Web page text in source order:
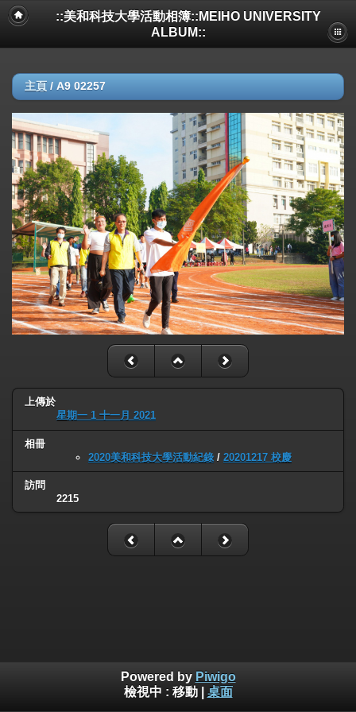
::美和科技大學活動相簿::MEIHO UNIVERSITY
ALBUM::
主頁 / A9 02257
上傳於
星期一 1 十一月 2021
相冊
2020美和科技大學活動紀錄 / 20201217 校慶
訪問
2215
Powered by Piwigo
檢視中 : 移動| 桌面